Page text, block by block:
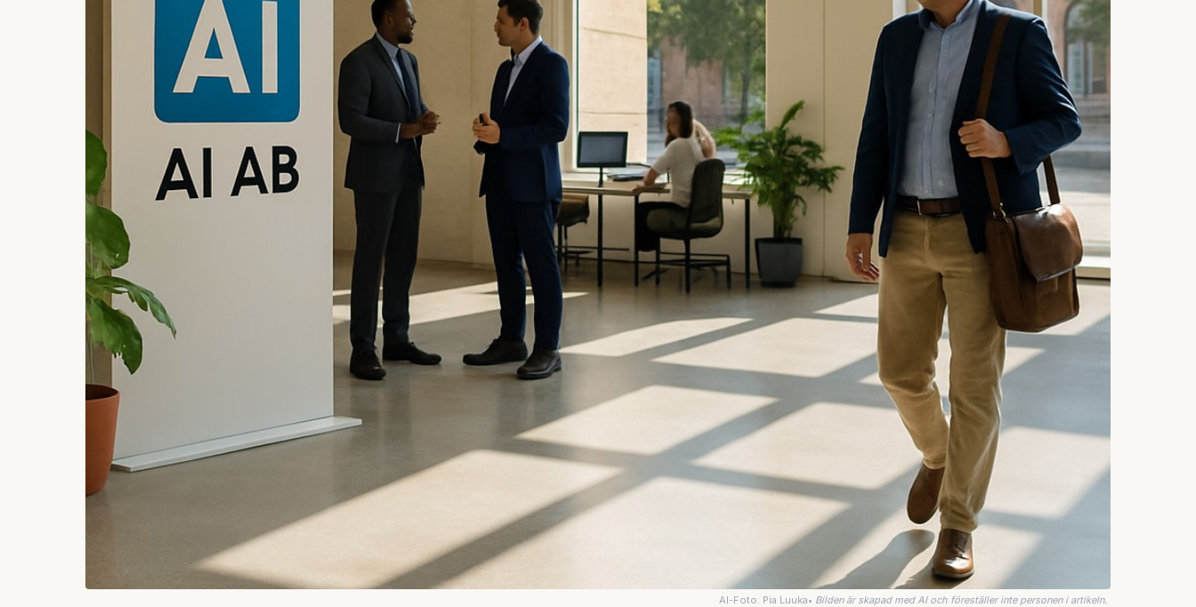
AI-Foto: Pia Luuka• Bilden är skapad med AI och föreställer inte personen i artikeln.